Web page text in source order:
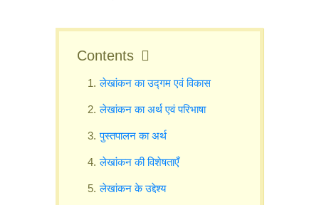
Contents
लेखांकन का उद्गम एवं विकास
लेखांकन का अर्थ एवं परिभाषा
पुस्तपालन का अर्थ
लेखांकन की विशेषताएँ
लेखांकन के उद्देश्य